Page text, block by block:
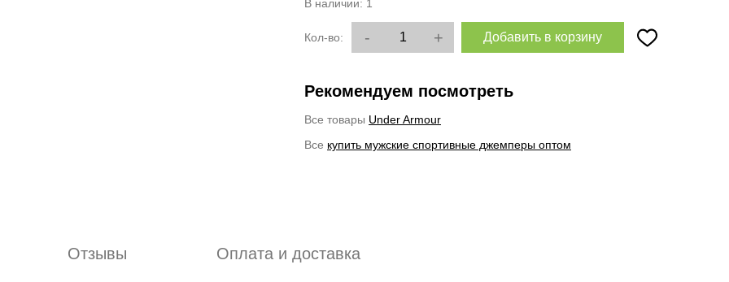
В наличии: 1
Кол-во: - + Добавить в корзину
Рекомендуем посмотреть
Все товары Under Armour
Все купить мужские спортивные джемперы оптом
Отзывы Оплата и доставка